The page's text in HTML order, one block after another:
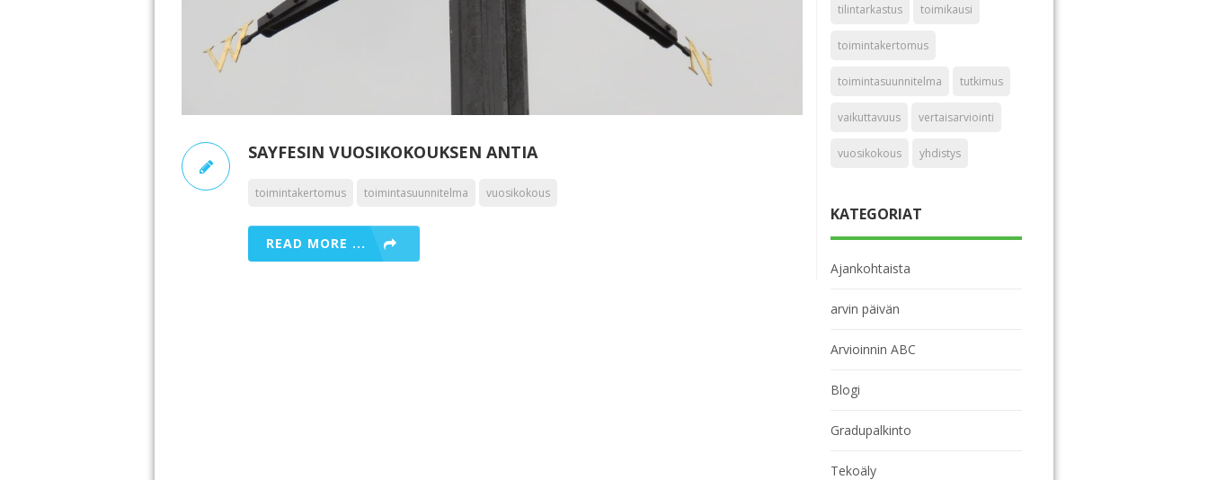
SAYFESIN VUOSIKOKOUKSEN ANTIA
toimintakertomus toimintasuunnitelma vuosikokous
READ MORE ...
tilintarkastus toimikausi
toimintakertomus
toimintasuunnitelma tutkimus
vaikuttavuus vertaisarviointi
vuosikokous yhdistys
KATEGORIAT
Ajankohtaista
arvin päivän
Arvioinnin ABC
Blogi
Gradupalkinto
Tekoäly